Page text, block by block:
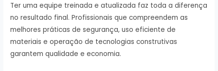
Ter uma equipe treinada e atualizada faz toda a diferença
no resultado final. Profissionais que compreendem as
melhores práticas de segurança, uso eficiente de
materiais e operação de tecnologias construtivas
garantem qualidade e economia.